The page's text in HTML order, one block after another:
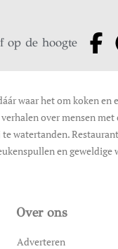
op de hoogte
waar het om koken en
over mensen met
watertanden.
en geweldige
Over ons
Adverteren